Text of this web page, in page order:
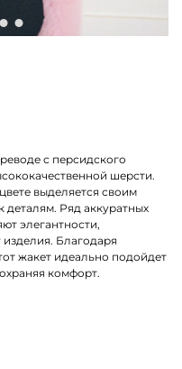
с персидского
шерсти.
выделяется своим
Ряд аккуратных
элегантности,
изделия. Благодаря
жакет идеально подойдет
комфорт.